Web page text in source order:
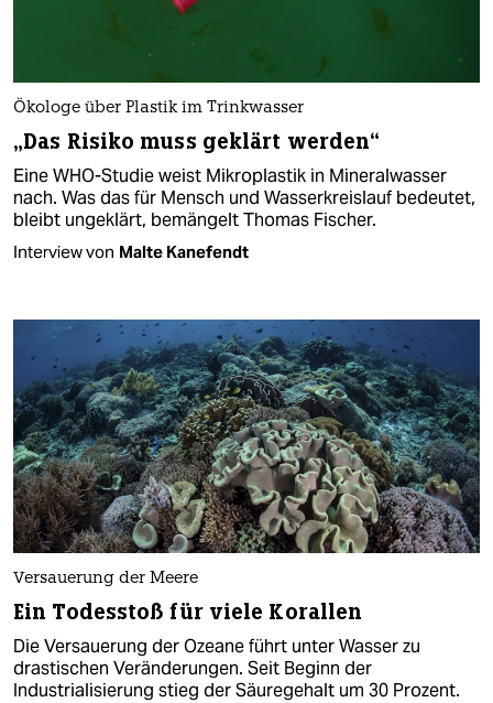
Ökologe über Plastik im Trinkwasser
„Das Risiko muss geklärt werden“
Eine WHO-Studie weist Mikroplastik in Mineralwasser
nach. Was das für Mensch und Wasserkreislauf bedeutet,
bleibt ungeklärt, bemängelt Thomas Fischer.
Interview von Malte Kanefendt
Versauerung der Meere
Ein Todesstoß für viele Korallen
Die Versauerung der Ozeane führt unter Wasser zu
drastischen Veränderungen. Seit Beginn der
Industrialisierung stieg der Säuregehalt um 30 Prozent.